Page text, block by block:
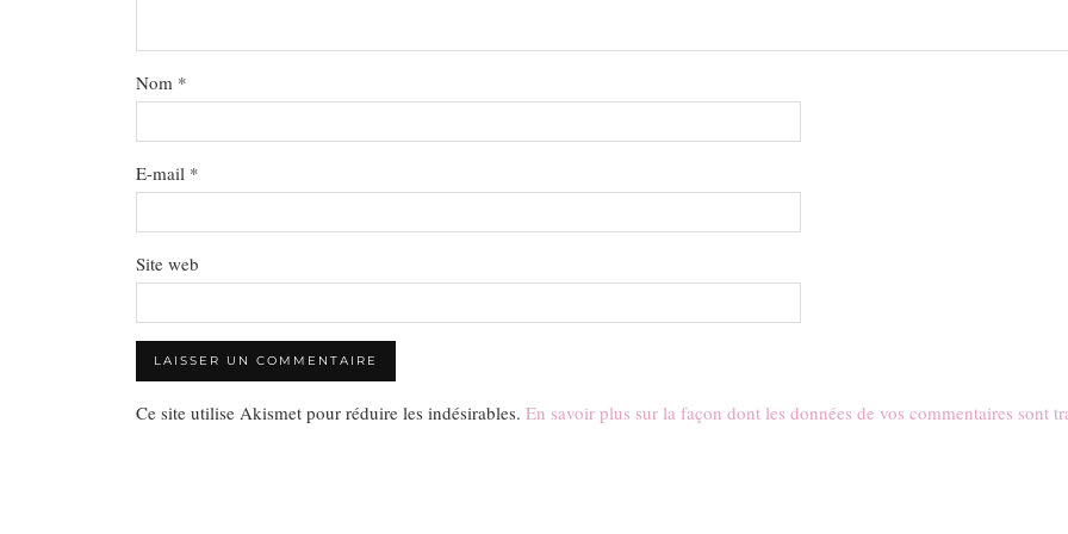
Nom *
E-mail *
Site web
Ce site utilise Akismet pour réduire les indésirables. En savoir plus sur la façon dont les données de vos commentaires sont